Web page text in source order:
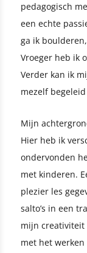
pedagogisch
een echte
ga ik
Vroeger heb ik
Verder kan ik
mezelf
Mijn
Hier heb ik
ondervonden
met kinderen.
plezier les
salto’s in een
mijn creativiteit
met het